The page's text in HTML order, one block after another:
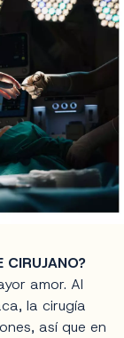
CIRUJANO?
amor. Al
la cirugía
así que en